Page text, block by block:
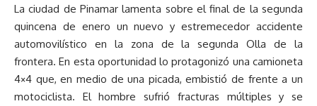
La ciudad de Pinamar lamenta sobre el final de la segunda
quincena de enero un nuevo y estremecedor accidente
automovilístico en la zona de la segunda Olla de la
frontera. En esta oportunidad lo protagonizó una camioneta
4×4 que, en medio de una picada, embistió de frente a un
motociclista. El hombre sufrió fracturas múltiples y se